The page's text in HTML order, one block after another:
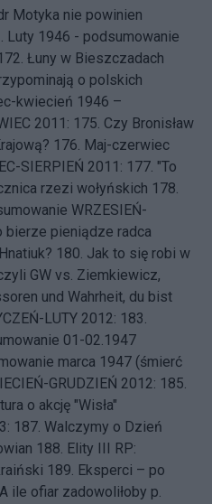
Motyka nie powinien
Luty 1946 - podsumowanie
Łuny w Bieszczadach
o polskich
kwiecień 1946 –
2011: 175. Czy Bronisław
176. Maj-czerwiec
SIERPIEŃ 2011: 177. "To
rzezi wołyńskich 178.
WRZESIEŃ-
bierze pieniądze radca
180. Jak to się robi w
GW vs. Ziemkiewicz,
und Wahrheit, du bist
LUTY 2012: 183.
01-02.1947
marca 1947 (śmierć
GRUDZIEŃ 2012: 185.
o akcję "Wisła"
187. Walczymy o Dzień
188. Elity III RP:
189. Eksperci – po
A ile ofiar zadowoliłoby p.